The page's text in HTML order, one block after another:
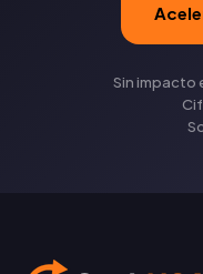
Sin impacto